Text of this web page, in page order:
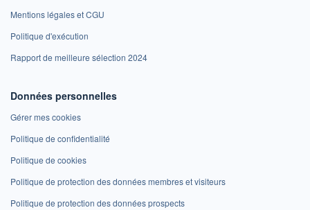
Mentions légales et CGU
Politique d'exécution
Rapport de meilleure sélection 2024
Données personnelles
Gérer mes cookies
Politique de confidentialité
Politique de cookies
Politique de protection des données membres et visiteurs
Politique de protection des données prospects